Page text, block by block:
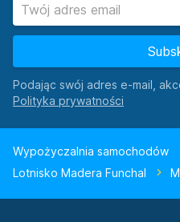
Podając swój adres e-mail,
Wypożyczalnia samochodów
Lotnisko Madera Funchal